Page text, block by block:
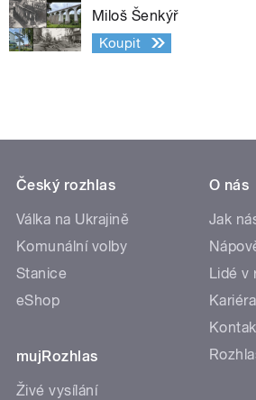
Miloš Šenkýř
Koupit
Český rozhlas
Válka na Ukrajině
Komunální volby
Stanice
eShop
mujRozhlas
Živé vysílání
O nás
Jak
Lidé v
Kariéra